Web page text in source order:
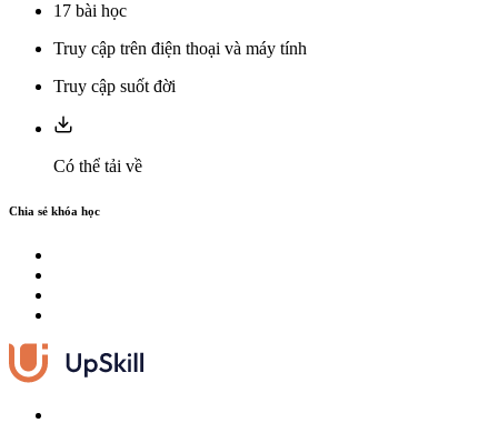
17 bài học
Truy cập trên điện thoại và máy tính
Truy cập suốt đời
Có thể tải về
Chia sẻ khóa học